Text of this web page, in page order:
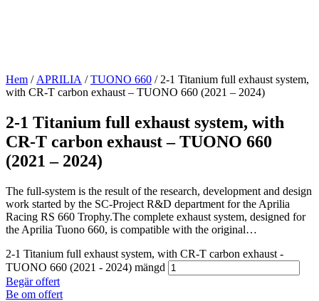
Hem / APRILIA /TUONO 660 / 2-1 Titanium full exhaust system,
with CR-T carbon exhaust – TUONO 660 (2021 – 2024)
2-1 Titanium full exhaust system, with
CR-T carbon exhaust – TUONO 660
(2021 – 2024)
The full-system is the result of the research, development and design
work started by the SC-Project R&D department for the Aprilia
Racing RS 660 Trophy.The complete exhaust system, designed for
the Aprilia Tuono 660, is compatible with the original…
2-1 Titanium full exhaust system, with CR-T carbon exhaust -
TUONO 660 (2021 - 2024) mängd
Begär offert
Be om offert